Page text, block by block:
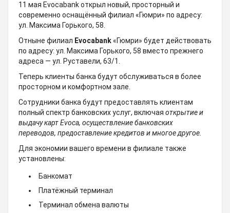
11 мая Evocabank открыл новый, просторный и
современно оснащённый филиал «Гюмри» по адресу:
ул. Максима Горького, 58.
Отныне филиал Evocabank «Гюмри» будет действовать
по адресу: ул. Максима Горького, 58 вместо прежнего
адреса — ул. Руставели, 63/1.
Теперь клиенты банка будут обслуживаться в более
просторном и комфортном зале.
Сотрудники банка будут предоставлять клиентам
полный спектр банковских услуг, включая открытиеи
выдачукартEvoca, осуществлениебанковских
переводов, предоставлениекредитов имногоедругое.
Для экономии вашего времени в филиале также
установлены:
Банкомат
Платёжный терминал
Терминал обмена валюты